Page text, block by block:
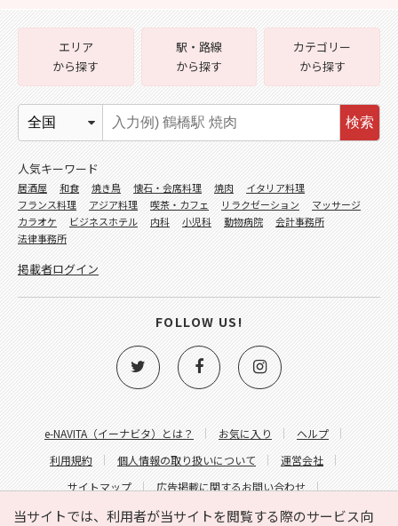
当サイトでは、利用者が当サイトを閲覧する際のサービス向
e-NAVITA（イーナビタ）とは？ お気に入り
ヘルプ
利用規約
個人情報の取り扱いについて
運営会社
サイトマップ
広告掲載に関するお問い合わせ
サイトの内容に関するお問い合わせ
エリア
から探す
駅・路線
から探す
カテゴリー
から探す
検索
人気キーワード
居酒屋 和食 焼き鳥 懐石・会席料理 焼肉
イタリア料理
フランス料理
アジア料理 喫茶・カフェ リラクゼーション
マッサージ
カラオケ
ビジネスホテル 内科 小児科 動物病院
会計事務所
法律事務所
掲載者ログイン
FOLLOW US!